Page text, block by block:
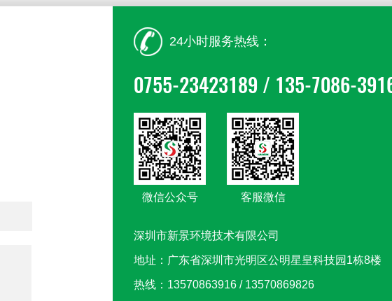
24小时服务热线：
0755-23423189 / 135-7086-
微信公众号 客服微信
深圳市新景环境技术有限公司
地址：广东省深圳市光明区公明星皇科技园1栋8楼
热线：13570863916 / 13570869826